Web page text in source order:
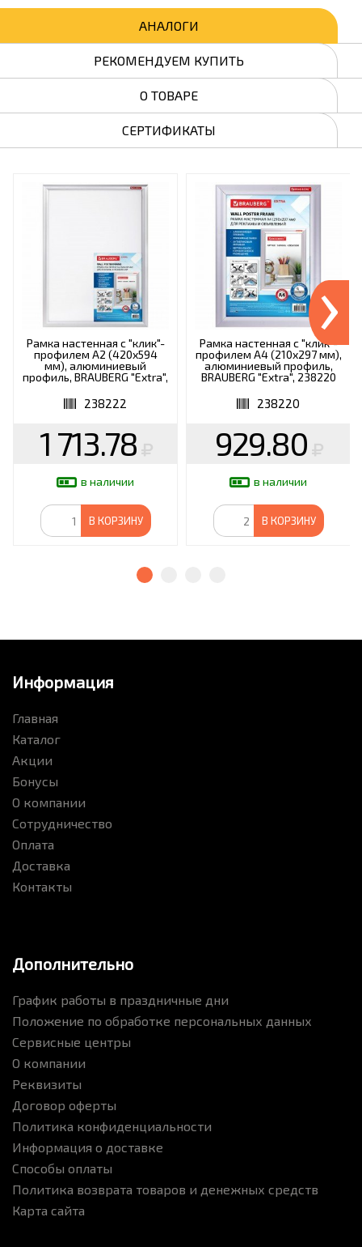
АНАЛОГИ
РЕКОМЕНДУЕМ КУПИТЬ
О ТОВАРЕ
СЕРТИФИКАТЫ
Рамка настенная с "клик"-
профилем А2 (420х594
мм), алюминиевый
профиль, BRAUBERG "Extra",
238222
1 713.78
в наличии
В КОРЗИНУ
Рамка настенная с "клик"-
профилем А4 (210х297 мм),
алюминиевый профиль,
BRAUBERG "Extra", 238220
238220
929.80
в наличии
В КОРЗИНУ
›
Информация
Главная
Каталог
Акции
Бонусы
О компании
Сотрудничество
Оплата
Доставка
Контакты
Дополнительно
График работы в праздничные дни
Положение по обработке персональных данных
Сервисные центры
О компании
Реквизиты
Договор оферты
Политика конфиденциальности
Информация о доставке
Способы оплаты
Политика возврата товаров и денежных средств
Карта сайта